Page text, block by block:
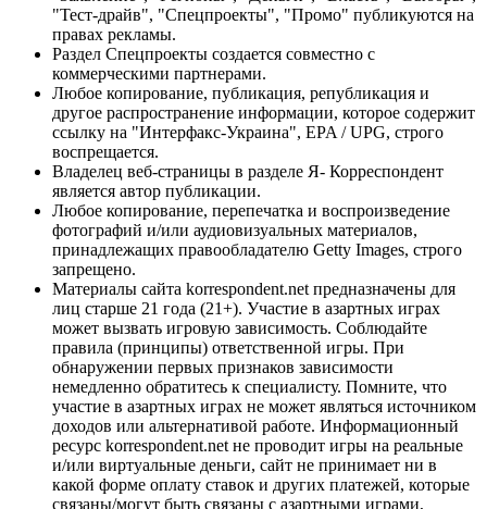
"Тест-драйв", "Спецпроекты", "Промо" публикуются на
правах рекламы.
Раздел Спецпроекты создается совместно с
коммерческими партнерами.
Любое копирование, публикация, републикация и
другое распространение информации, которое содержит
ссылку на "Интерфакс-Украина", EPA / UPG, строго
воспрещается.
Владелец веб-страницы в разделе Я- Корреспондент
является автор публикации.
Любое копирование, перепечатка и воспроизведение
фотографий и/или аудиовизуальных материалов,
принадлежащих правообладателю Getty Images, строго
запрещено.
Материалы сайта korrespondent.net предназначены для
лиц старше 21 года (21+). Участие в азартных играх
может вызвать игровую зависимость. Соблюдайте
правила (принципы) ответственной игры. При
обнаружении первых признаков зависимости
немедленно обратитесь к специалисту. Помните, что
участие в азартных играх не может являться источником
доходов или альтернативой работе. Информационный
ресурс korrespondent.net не проводит игры на реальные
и/или виртуальные деньги, сайт не принимает ни в
какой форме оплату ставок и других платежей, которые
связаны/могут быть связаны с азартными играми,